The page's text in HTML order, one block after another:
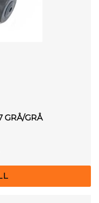
GRÅ/GRÅ